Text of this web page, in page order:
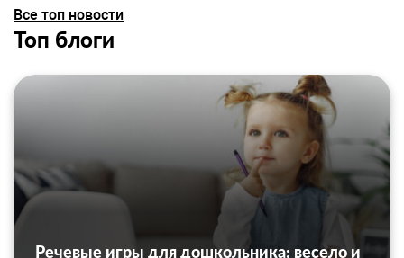
Все топ новости
Топ блоги
Речевые игры для дошкольника: весело и